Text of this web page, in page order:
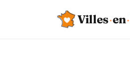
Villes·en·